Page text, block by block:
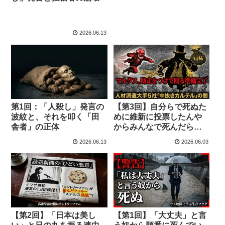
2026.06.13
第1回：「人殺し」発言の
波紋と、それを叩く「田
舎者」の正体
2026.06.13
【第3回】自分らで死ぬた
めに維新に投票したんや
からみんなで死んだらよ
を吸収する「アホの子の
終着駅」
2026.06.03
【第2回】「日本は美し
【第1回】「大丈夫」と言